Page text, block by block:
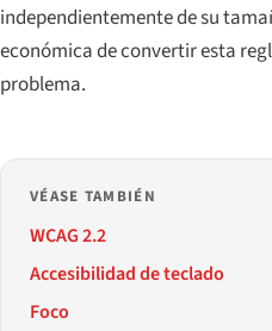
independientemente de su
económica de convertir esta
problema.
VÉASE TAMBIÉN
WCAG 2.2
Accesibilidad de teclado
Foco